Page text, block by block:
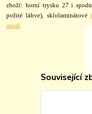
zboží: horní trysku 27 i
požité láhve), sklolaminátové
apod
Související